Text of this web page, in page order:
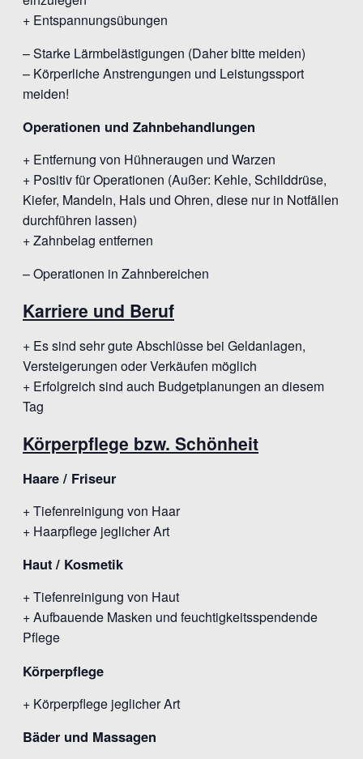
+ Entspannungsübungen
– Starke Lärmbelästigungen (Daher bitte meiden)
– Körperliche Anstrengungen und Leistungssport
meiden!
Operationen und Zahnbehandlungen
+ Entfernung von Hühneraugen und Warzen
+ Positiv für Operationen (Außer: Kehle, Schilddrüse,
Kiefer, Mandeln, Hals und Ohren, diese nur in Notfällen
durchführen lassen)
+ Zahnbelag entfernen
– Operationen in Zahnbereichen
Karriere und Beruf
+ Es sind sehr gute Abschlüsse bei Geldanlagen,
Versteigerungen oder Verkäufen möglich
+ Erfolgreich sind auch Budgetplanungen an diesem
Tag
Körperpflege bzw. Schönheit
Haare / Friseur
+ Tiefenreinigung von Haar
+ Haarpflege jeglicher Art
Haut / Kosmetik
+ Tiefenreinigung von Haut
+ Aufbauende Masken und feuchtigkeitsspendende
Pflege
Körperpflege
+ Körperpflege jeglicher Art
Bäder und Massagen